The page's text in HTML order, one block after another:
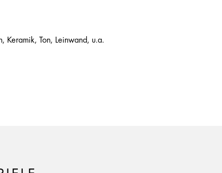
Keramik, Ton, Leinwand, u.a.